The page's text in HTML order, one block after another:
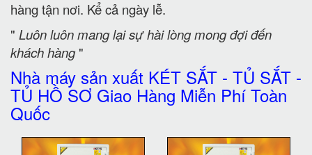
hàng tận nơi. Kể cả ngày lễ.
" Luôn luôn mang lại sự hài lòng mong đợi đến
khách hàng"
Nhà máy sản xuất KÉT SẮT - TỦ SẮT -
TỦ HỒ SƠ Giao Hàng Miễn Phí Toàn
Quốc